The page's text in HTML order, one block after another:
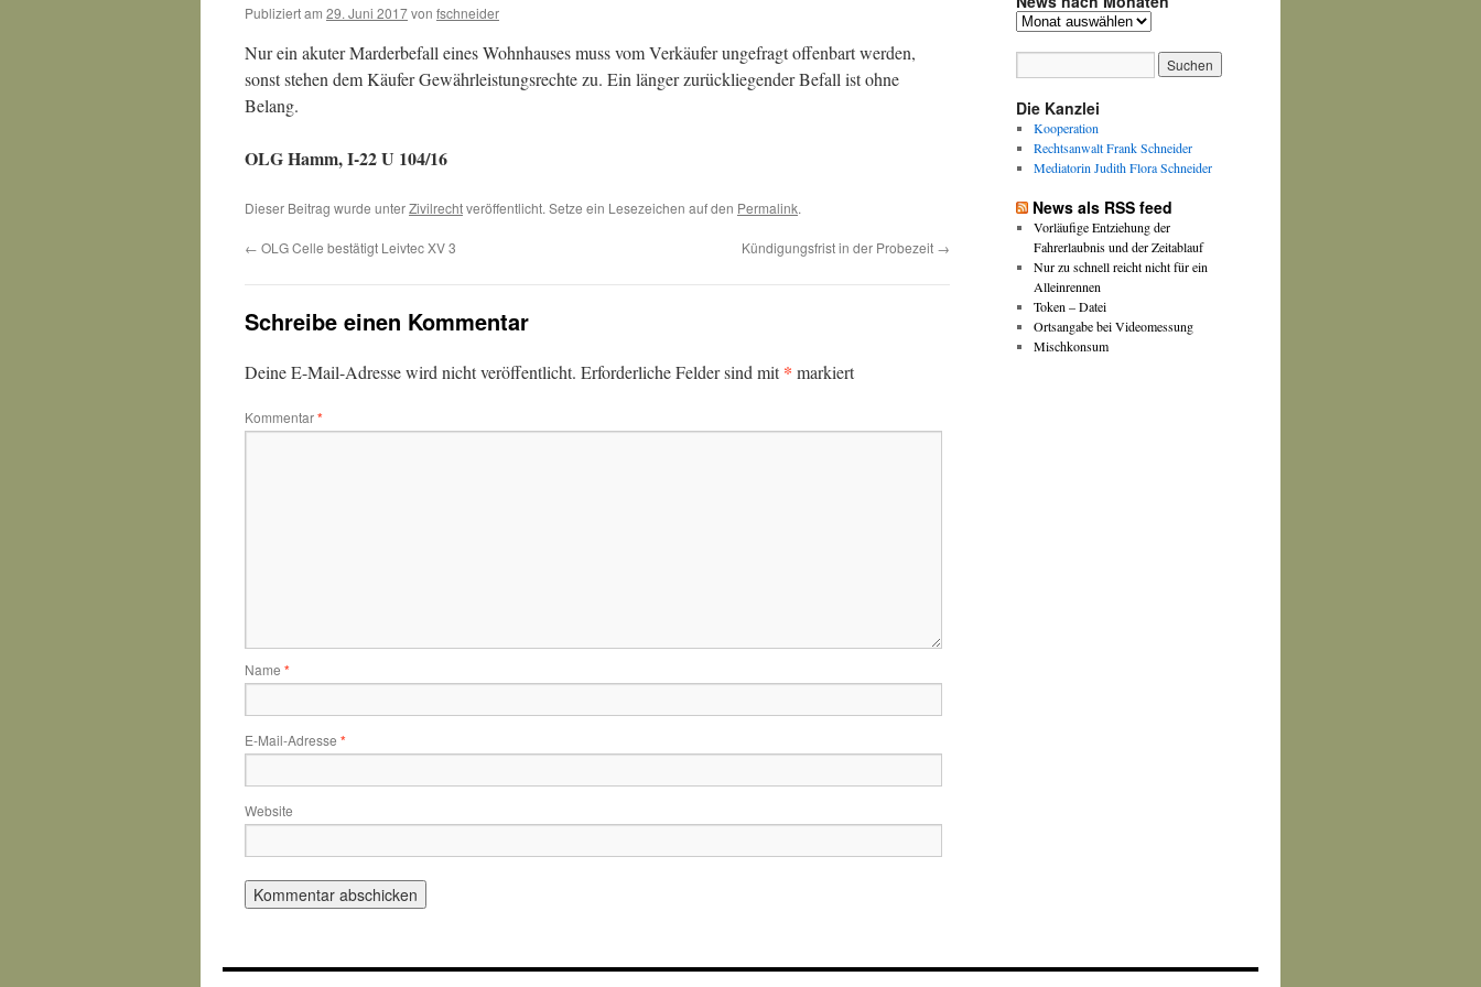
Publiziert am 29. Juni 2017von fschneider
Nur ein akuter Marderbefall eines Wohnhauses muss vom Verkäufer ungefragt offenbart werden,
sonst stehen dem Käufer Gewährleistungsrechte zu. Ein länger zurückliegender Befall ist ohne
Belang.
OLG Hamm, I-22 U 104/16
Dieser Beitrag wurde unterZivilrechtveröffentlicht. Setze ein Lesezeichen auf den Permalink.
← OLG Celle bestätigt Leivtec XV 3 Kündigungsfrist in der Probezeit →
Schreibe einen Kommentar
Deine E-Mail-Adresse wird nicht veröffentlicht. Erforderliche Felder sind mit* markiert
Kommentar*
Name *
E-Mail-Adresse *
Website
News
Die Kanzlei
Kooperation
Rechtsanwalt Frank Schneider
Mediatorin Judith Flora Schneider
News als RSS feed
Vorläufige Entziehung der
Fahrerlaubnis und der Zeitablauf
Nur zu schnell reicht nicht für ein
Alleinrennen
Token – Datei
Ortsangabe bei Videomessung
Mischkonsum